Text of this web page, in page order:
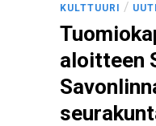
KULTTUURI /
aloitteen